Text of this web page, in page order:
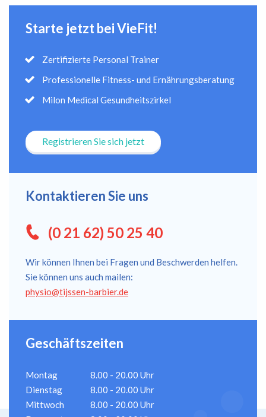
Starte jetzt bei VieFit!
Zertifizierte Personal Trainer
Professionelle Fitness- und Ernährungsberatung
Milon Medical Gesundheitszirkel
Registrieren Sie sich jetzt
Kontaktieren Sie uns
(0 21 62) 50 25 40
Wir können Ihnen bei Fragen und Beschwerden helfen.
Sie können uns auch mailen:
physio@tijssen-barbier.de
Geschäftszeiten
Montag
8.00 - 20.00 Uhr
Dienstag
8.00 - 20.00 Uhr
Mittwoch
8.00 - 20.00 Uhr